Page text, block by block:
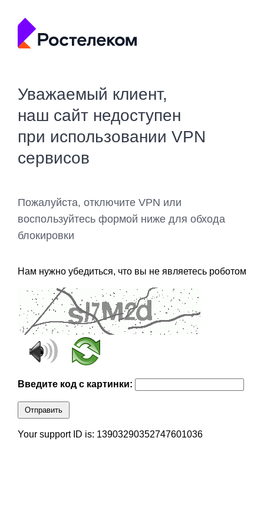
Уважаемый клиент,
наш сайт недоступен
при использовании VPN
сервисов
Пожалуйста, отключите VPN или
воспользуйтесь формой ниже для обхода
блокировки
Нам нужно убедиться, что вы не являетесь роботом
Введите код с картинки:
Отправить
Your support ID is: 13903290352747601036